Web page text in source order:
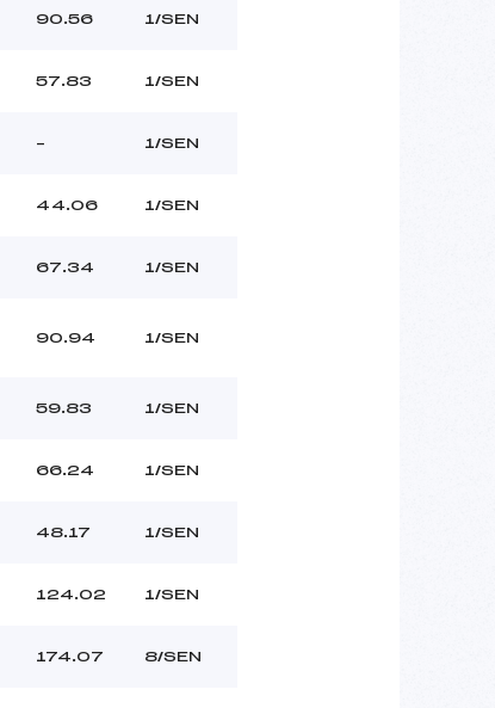
90.56 1/SEN
57.83 1/SEN
– 1/SEN
44.06 1/SEN
67.34 1/SEN
90.94 1/SEN
59.83 1/SEN
66.24 1/SEN
48.17 1/SEN
124.02 1/SEN
174.07 8/SEN